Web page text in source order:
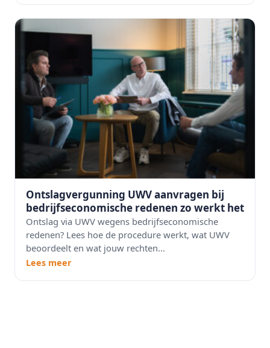
Ontslagvergunning UWV aanvragen bij
bedrijfseconomische redenen zo werkt het
Ontslag via UWV wegens bedrijfseconomische
redenen? Lees hoe de procedure werkt, wat UWV
beoordeelt en wat jouw rechten...
Lees meer